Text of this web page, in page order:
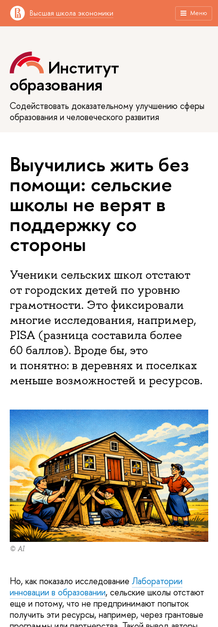
Высшая школа экономики Меню
Институт
образования
Содействовать доказательному улучшению сферы
образования и человеческого развития
Выучились жить без
помощи: сельские
школы не верят в
поддержку со
стороны
Ученики сельских школ отстают
от городских детей по уровню
грамотности. Это фиксировали
многие исследования, например,
PISA (разница составила более
60 баллов). Вроде бы, это
и понятно: в деревнях и поселках
меньше возможностей и ресурсов.
© AI
Но, как показало исследование Лаборатории
инновации в образовании, сельские школы отстают
еще и потому, что не предпринимают попыток
получить эти ресурсы, например, через грантовые